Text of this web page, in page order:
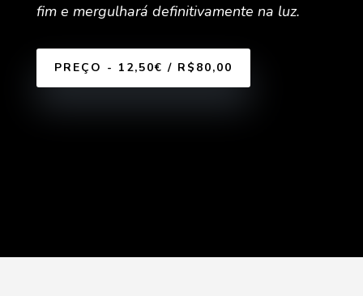
fim e mergulhará definitivamente na luz.
PREÇO - 12,50€ / R$80,00